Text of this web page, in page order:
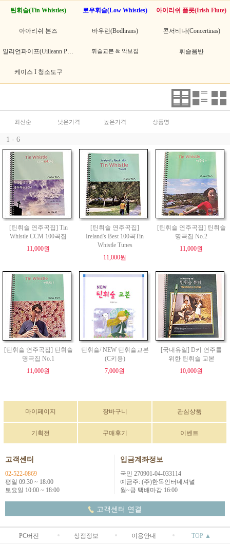
틴휘슬(Tin Whistles) 로우휘슬(Low Whistles) 아이리쉬 플릇(Irish Flute)
아아리쉬 본즈 바우런(Bodhrans) 콘서티나(Concertinas)
휘슬교본 & 악보집 휘슬음반
케이스 I 청소도구
최신순 낮은가격 높은가격 상품명
1 - 6
[틴휘슬 연주곡집] Tin
Whistle CCM 100곡집
11,000원
[틴휘슬 연주곡집]
Ireland's Best 100곡Tin
Whistle Tunes
11,000원
[틴휘슬 연주곡집] 틴휘슬
명곡집 No.2
11,000원
[틴휘슬 연주곡집] 틴휘슬
명곡집 No.1
11,000원
틴휘슬/ NEW 틴휘슬교본
(C키용)
7,000원
[국내유일] D키 연주를
위한 틴휘슬 교본
10,000원
마이페이지 장바구니 관심상품
기획전 구매후기 이벤트
고객센터
02-522-0869
평일 09:30 ~ 18:00
토요일 10:00 ~ 18:00
입금계좌정보
국민 270901-04-033114
예금주: (주)한독인터네셔널
월~금 택배마감 16:00
고객센터 연결
PC버전 상점정보 이용안내 TOP ▲